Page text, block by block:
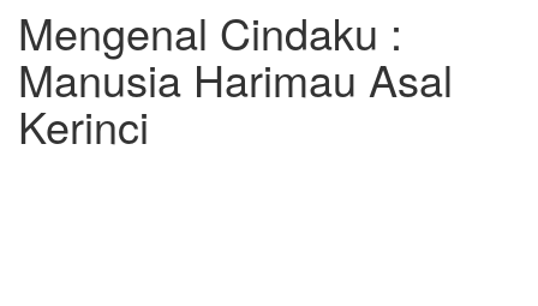
Mengenal Cindaku :
Manusia Harimau Asal
Kerinci